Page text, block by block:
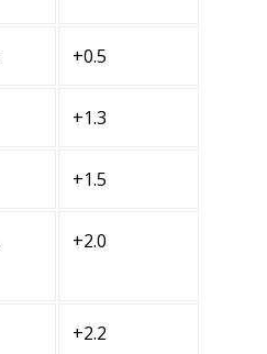
+0.5
+1.3
+1.5
+2.0
+2.2